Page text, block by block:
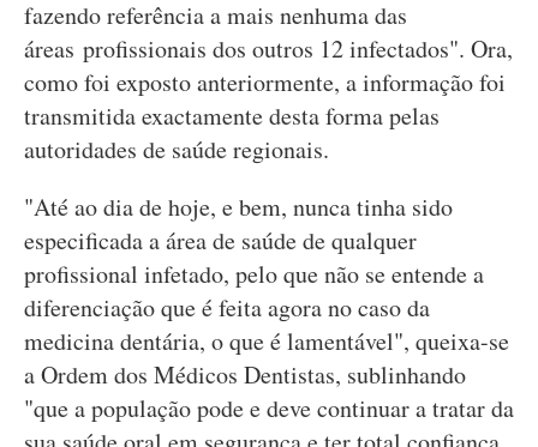
fazendo referência a mais nenhuma das
áreas profissionais dos outros 12 infectados". Ora,
como foi exposto anteriormente, a informação foi
transmitida exactamente desta forma pelas
autoridades de saúde regionais.
"Até ao dia de hoje, e bem, nunca tinha sido
especificada a área de saúde de qualquer
profissional infetado, pelo que não se entende a
diferenciação que é feita agora no caso da
medicina dentária, o que é lamentável", queixa-se
a Ordem dos Médicos Dentistas, sublinhando
"que a população pode e deve continuar a tratar da